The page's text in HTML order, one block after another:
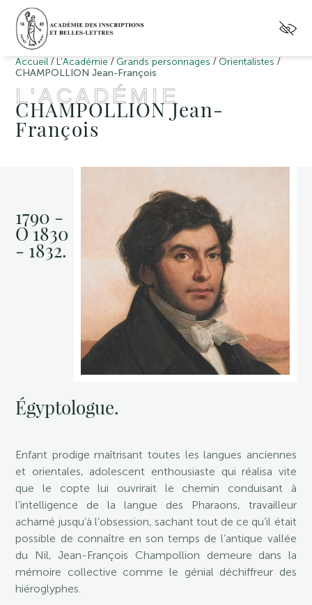
Accueil / L’Académie / Grands personnages / Orientalistes /
CHAMPOLLION Jean-François
L'ACADÉMIE
CHAMPOLLION Jean-
François
1790 -
O 1830
- 1832.
Égyptologue.
Enfant prodige maîtrisant toutes les langues anciennes
et orientales, adolescent enthousiaste qui réalisa vite
que le copte lui ouvrirait le chemin conduisant à
l’intelligence de la langue des Pharaons, travailleur
acharné jusqu’à l’obsession, sachant tout de ce qu’il était
possible de connaître en son temps de l’antique vallée
du Nil, Jean-François Champollion demeure dans la
mémoire collective comme le génial déchiffreur des
hiéroglyphes.